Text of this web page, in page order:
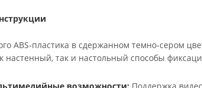
ABS-пластика в сдержанном темно-сером
настенный, так и настольный способы